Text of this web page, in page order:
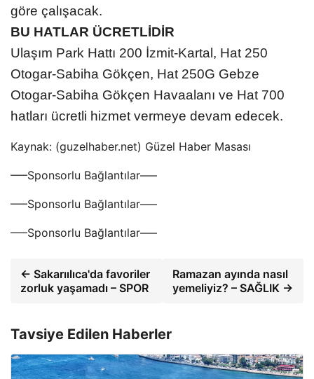
göre çalışacak.
BU HATLAR ÜCRETLİDİR
Ulaşım Park Hattı 200 İzmit-Kartal, Hat 250
Otogar-Sabiha Gökçen, Hat 250G Gebze
Otogar-Sabiha Gökçen Havaalanı ve Hat 700
hatları ücretli hizmet vermeye devam edecek.
Kaynak: (guzelhaber.net) Güzel Haber Masası
—–Sponsorlu Bağlantılar—–
—–Sponsorlu Bağlantılar—–
—–Sponsorlu Bağlantılar—–
← Sakarıılıca'da favoriler
zorluk yaşamadı – SPOR
Ramazan ayında nasıl
yemeliyiz? – SAĞLIK →
Tavsiye Edilen Haberler